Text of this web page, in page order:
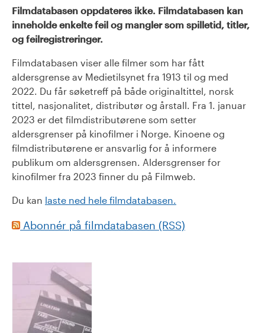
Filmdatabasen oppdateres ikke. Filmdatabasen kan
inneholde enkelte feil og mangler som spilletid, titler,
og feilregistreringer.
Filmdatabasen viser alle filmer som har fått
aldersgrense av Medietilsynet fra 1913 til og med
2022. Du får søketreff på både originaltittel, norsk
tittel, nasjonalitet, distributør og årstall. Fra 1. januar
2023 er det filmdistributørene som setter
aldersgrenser på kinofilmer i Norge. Kinoene og
filmdistributørene er ansvarlig for å informere
publikum om aldersgrensen. Aldersgrenser for
kinofilmer fra 2023 finner du på Filmweb.
Du kan laste ned hele filmdatabasen.
Abonnér på filmdatabasen (RSS)